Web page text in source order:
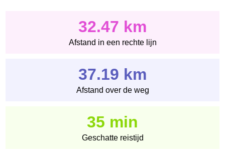
32.47 km
Afstand in een rechte lijn
37.19 km
Afstand over de weg
35 min
Geschatte reistijd